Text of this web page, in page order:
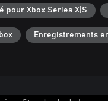
pour Xbox Series X|S
Enregistrements